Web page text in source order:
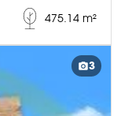
475.14 m²
3